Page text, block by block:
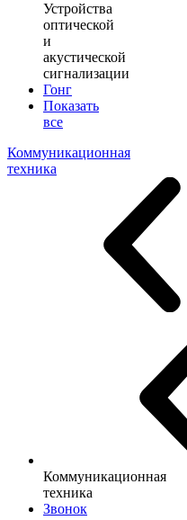
Устройства
оптической
и
акустической
сигнализации
Гонг
Показать
все
Коммуникационная
техника
Коммуникационная
техника
Звонок